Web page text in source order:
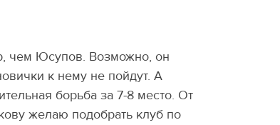
чем Юсупов. Возможно, он
к нему не пойдут. А
борьба за 7-8 место. От
желаю подобрать клуб по